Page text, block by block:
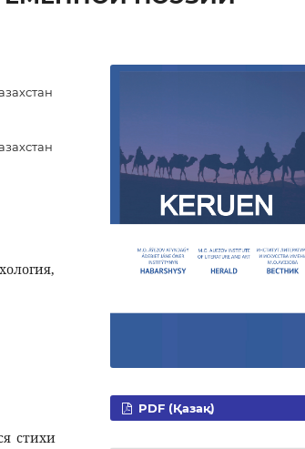
стихи
PDF (Қазақ)